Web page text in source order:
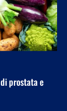
prostata e